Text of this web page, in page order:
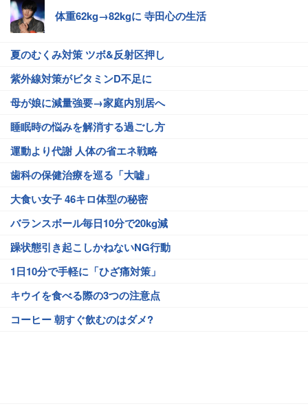
体重62kg→82kgに 寺田心の生活
夏のむくみ対策 ツボ&反射区押し
紫外線対策がビタミンD不足に
母が娘に減量強要→家庭内別居へ
睡眠時の悩みを解消する過ごし方
運動より代謝 人体の省エネ戦略
歯科の保健治療を巡る「大嘘」
大食い女子 46キロ体型の秘密
バランスボール毎日10分で20kg減
躁状態引き起こしかねないNG行動
1日10分で手軽に「ひざ痛対策」
キウイを食べる際の3つの注意点
コーヒー 朝すぐ飲むのはダメ?